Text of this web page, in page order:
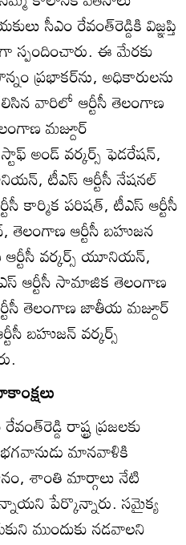
సీఎం రేవంత్‌రెడ్డికి విజ్ఞప్తి
ఈ మేరకు
ప్రభాకర్‌ను, అధికారులను
వారిలో ఆర్టీసీ తెలంగాణ
మజ్దూర్‌
అండ్‌ వర్కర్స్‌ ఫెడరేషన్‌,
టీఎస్‌ ఆర్టీసీ నేషనల్‌
కార్మిక పరిషత్‌, టీఎస్‌ ఆర్టీసీ
తెలంగాణ ఆర్టీసీ బహుజన
వర్కర్స్‌ యూనియన్‌,
ఆర్టీసీ సామాజిక తెలంగాణ
తెలంగాణ జాతీయ మజ్దూర్‌
బహుజన్‌ వర్కర్స్‌
రాష్ట్ర ప్రజలకు
భగవానుడు మానవాళికి
శాంతి మార్గాలు నేటి
పేర్కొన్నారు. సమైక్య
ముందుకు నడవాలని